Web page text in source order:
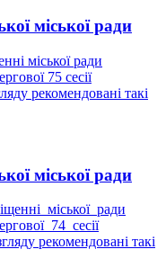
міської ради
міської ради
75 сесії
рекомендовані такі
міської ради
міської ради
74 сесії
рекомендовані такі